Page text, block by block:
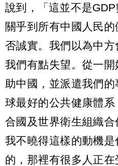
說到，「這並不是
關乎到所有中國人民
否誠實。我們以為中
我們有點失望。從一
助中國，並派遣我們
球最好的公共健康體
合國及世界衛生組織合
我不曉得這樣的動機
的，那裡有很多人正